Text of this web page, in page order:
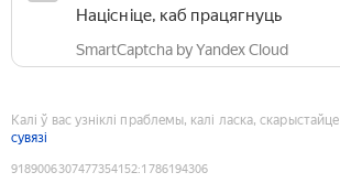
Націсніце, каб працягнуць
SmartCaptcha by Yandex Cloud
Калі ў вас узніклі праблемы, калі ласка, скарыстайце
сувязі
9189006307477354152:1786194306